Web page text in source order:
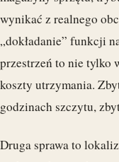
wynikać z realnego
„dokładanie” funkcji
przestrzeń to nie tylko
koszty utrzymania.
godzinach szczytu,
Druga sprawa to